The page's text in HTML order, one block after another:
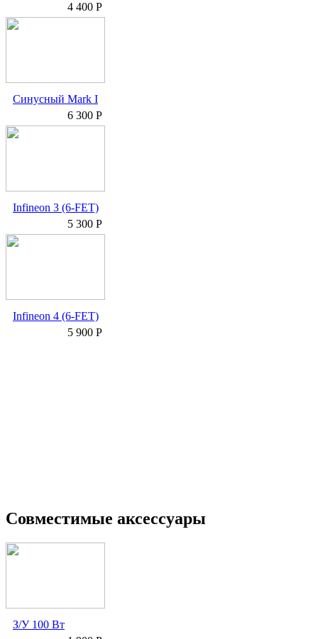
4 400 Р
Синусный Mark I
6 300 Р
Infineon 3 (6-FET)
5 300 Р
Infineon 4 (6-FET)
5 900 Р
Совместимые аксессуары
З/У 100 Вт